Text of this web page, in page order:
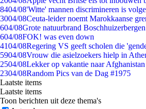
8404/08'Witte' mannen discrimineren is
3004/08Ceuta-leider noemt Marokkaanse
604/08Grote natuurbrand
604/08FOK! was even down
4104/08Regering VS geeft scholen die
5904/08Vrouw die asielzoekers hielp in
2504/08Lekker op vakantie naar
2304/08Random Pics van de Dag #1975
Laatste items
Laatste items
Toon berichten uit deze thema's